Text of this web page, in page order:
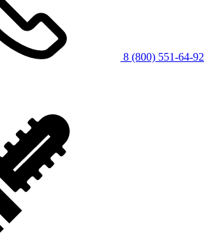
8 (800) 551-64-92